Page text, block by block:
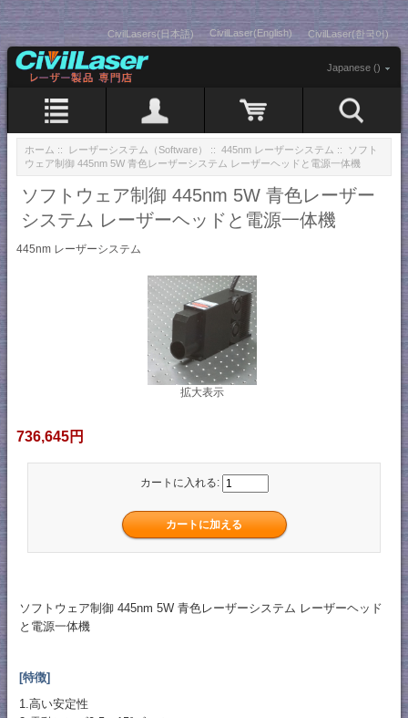
CivilLasers(日本語) CivilLaser(English) CivilLaser(한국어)
Japanese ()
ホーム :: レーザーシステム（Software） :: 445nm レーザーシステム :: ソフト
ウェア制御 445nm 5W 青色レーザーシステム レーザーヘッドと電源一体機
ソフトウェア制御 445nm 5W 青色レーザー
システム レーザーヘッドと電源一体機
445nm レーザーシステム
拡大表示
736,645円
カートに入れる:
ソフトウェア制御 445nm 5W 青色レーザーシステム レーザーヘッド
と電源一体機
[特徴]
1.高い安定性